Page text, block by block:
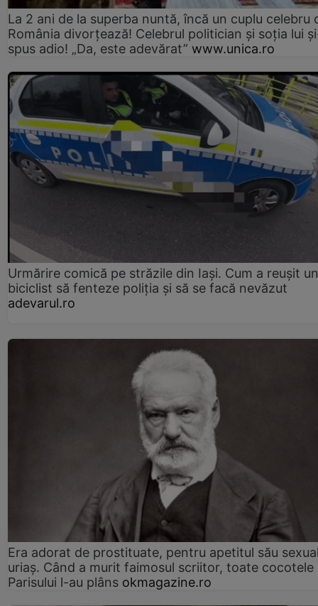
La 2 ani de la superba nuntă, încă un cuplu celebru
România divorțează! Celebrul politician și soția lui
spus adio! „Da, este adevărat” www.unica.ro
Urmărire comică pe străzile din Iași. Cum a reușit un
biciclist să fenteze poliția și să se facă nevăzut
adevarul.ro
Era adorat de prostituate, pentru apetitul său
uriaș. Când a murit faimosul scriitor, toate cocotele
Parisului l-au plâns okmagazine.ro